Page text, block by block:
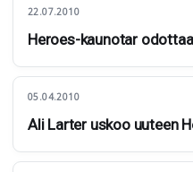
22.07.2010
Heroes-kaunotar
05.04.2010
Ali Larter uskoo uuteen